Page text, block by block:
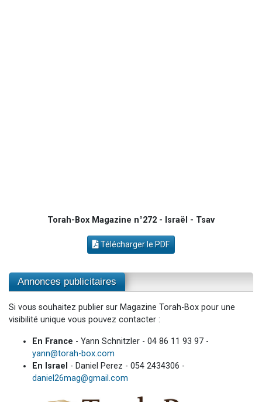
Torah-Box Magazine n°272 - Israël - Tsav
Télécharger le PDF
Annonces publicitaires
Si vous souhaitez publier sur Magazine Torah-Box pour une
visibilité unique vous pouvez contacter :
En France - Yann Schnitzler - 04 86 11 93 97 -
yann@torah-box.com
En Israel - Daniel Perez - 054 2434306 -
daniel26mag@gmail.com